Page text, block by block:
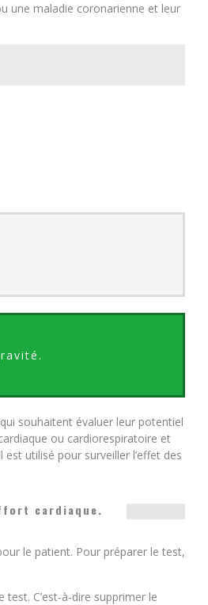
une maladie coronarienne et leur
souhaitent évaluer leur potentiel
ou cardiorespiratoire et
utilisé pour surveiller l’effet des
cardiaque.
le patient. Pour préparer le test,
C’est-à-dire supprimer le